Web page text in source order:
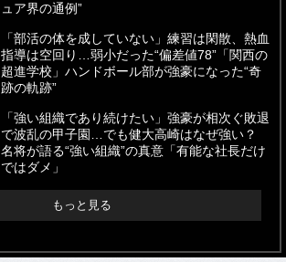
ュア界の通例”
「部活の体を成していない」練習は閑散、熱血
指導は空回り…弱小だった“偏差値78”「関西の
超進学校」ハンドボール部が強豪になった“奇
跡の軌跡”
「強い組織であり続けたい」強豪が相次ぐ敗退
で波乱の甲子園…でも健大高崎はなぜ強い？
名将が語る“強い組織”の真意「有能な社長だけ
ではダメ」
もっと見る